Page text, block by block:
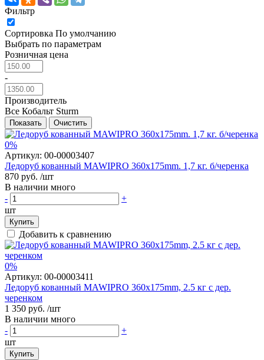
Фильтр
Сортировка По умолчанию
Выбрать по параметрам
Розничная цена
-
Производитель
Все Кобальт Sturm
Показать Очистить
0%
Артикул: 00-00003407
Ледоруб кованный MAWIPRO 360x175mm. 1,7 кг. б/черенка
870 руб. /шт
В наличии много
-
+
шт
Купить
Добавить к сравнению
0%
Артикул: 00-00003411
Ледоруб кованный MAWIPRO 360x175mm, 2.5 кг с дер.
черенком
1 350 руб. /шт
В наличии много
-
+
шт
Купить